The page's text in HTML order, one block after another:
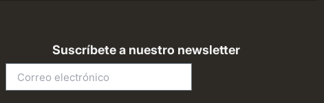
Suscríbete a nuestro newsletter